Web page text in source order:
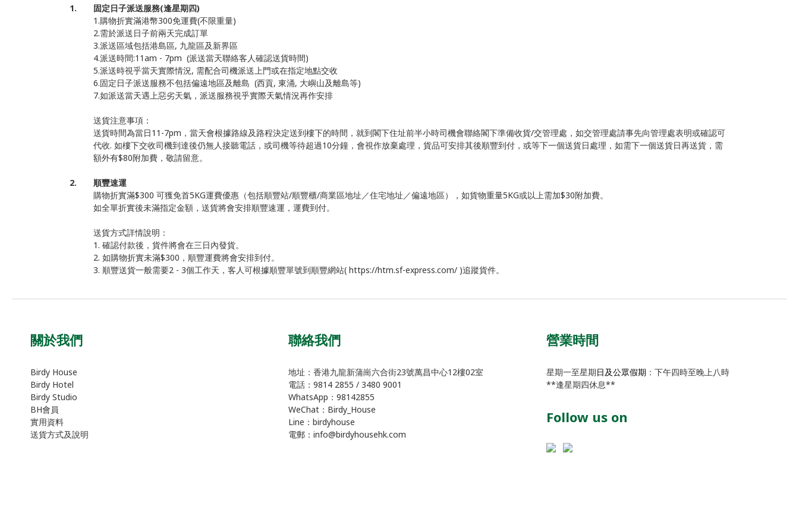
1. 固定日子派送服務(逢星期四)
1.購物折實滿港幣300免運費(不限重量)
2.需於派送日子前兩天完成訂單
3.派送區域包括港島區, 九龍區及新界區
4.派送時間:11am - 7pm (派送當天聯絡客人確認送貨時間)
5.派送時視乎當天實際情況, 需配合司機派送上門或在指定地點交收
6.固定日子派送服務不包括偏遠地區及離島 (西貢, 東涌, 大嶼山及離島等)
7.如派送當天遇上惡劣天氣，派送服務視乎實際天氣情況再作安排
送貨注意事項：
送貨時間為當日11-7pm，當天會根據路線及路程決定送到樓下的時間，就到閣下住址前半小時司機會聯絡閣下準備收貨/交管理處，如交管理處請事先向管理處表明或確認可
代收. 如樓下交收司機到達後仍無人接聽電話，或司機等待超過10分鐘，會視作放棄處理，貨品可安排其後順豐到付，或等下一個送貨日處理，如需下一個送貨日再送貨，需
額外有$80附加費，敬請留意。
2. 順豐速運
購物折實滿$300 可獲免首5KG運費優惠（包括順豐站/順豐櫃/商業區地址／住宅地址／偏遠地區），如貨物重量5KG或以上需加$30附加費。
如全單折實後未滿指定金額，送貨將會安排順豐速運，運費到付。
送貨方式詳情說明：
1. 確認付款後，貨件將會在三日內發貨。
2. 如購物折實未滿$300，順豐運費將會安排到付。
3. 順豐送貨一般需要2 - 3個工作天，客人可根據順豐單號到順豐網站( https://htm.sf-express.com/ )追蹤貨件。
關於我們
Birdy House
Birdy Hotel
Birdy Studio
BH會員
實用資料
送貨方式及說明
聯絡我們
地址：香港九龍新蒲崗六合街23號萬昌中心12樓02室
電話：9814 2855 / 3480 9001
WhatsApp：98142855
WeChat：Birdy_House
Line：birdyhouse
電郵：info@birdyhousehk.com
營業時間
星期一至星期日及公眾假期 ：下午四時至晚上八時
**逢星期四休息**
Follow us on